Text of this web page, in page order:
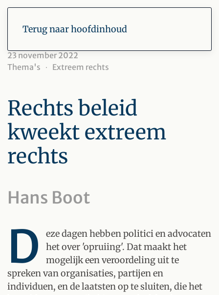
Terug naar hoofdinhoud
23 november 2022
Thema's
Extreem rechts
Rechts beleid
kweekt extreem
rechts
Hans Boot
D
eze dagen hebben politici en advocaten
het over 'opruiing'. Dat maakt het
mogelijk een veroordeling uit te
spreken van organisaties, partijen en
individuen, en de laatsten op te sluiten, die het